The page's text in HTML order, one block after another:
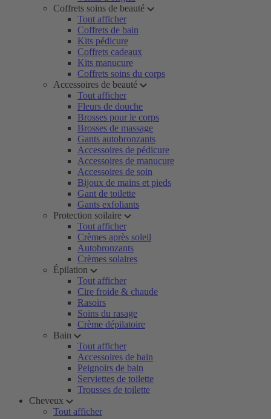
Coffrets soins de beauté
Tout afficher
Coffrets de bain
Kits pédicure
Coffrets cadeaux
Kits manucure
Coffrets soins du corps
Accessoires de beauté
Tout afficher
Fleurs de douche
Brosses pour le corps
Brosses de massage
Gants autobronzants
Accessoires de pédicure
Accessoires de manucure
Accessoires de soin
Bijoux de mains et pieds
Gant de toilette
Gants exfoliants
Protection soilaire
Tout afficher
Crèmes après soleil
Autobronzants
Crèmes solaires
Épilation
Tout afficher
Cire froide & chaude
Rasoirs
Soins du rasage
Crème dépilatoire
Bain
Tout afficher
Accessoires de bain
Peignoirs de bain
Serviettes de toilette
Trousses de toilette
Cheveux
Tout afficher